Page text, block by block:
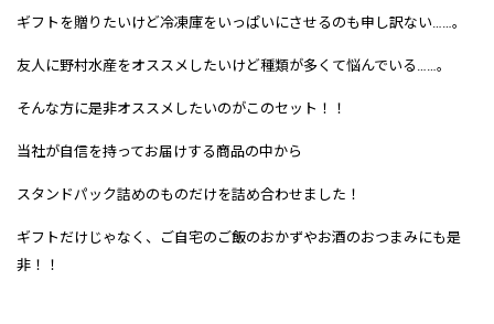
ギフトを贈りたいけど冷凍庫をいっぱいにさせるのも申し訳ない……。
友人に野村水産をオススメしたいけど種類が多くて悩んでいる……。
そんな方に是非オススメしたいのがこのセット！！
当社が自信を持ってお届けする商品の中から
スタンドパック詰めのものだけを詰め合わせました！
ギフトだけじゃなく、ご自宅のご飯のおかずやお酒のおつまみにも是
非！！